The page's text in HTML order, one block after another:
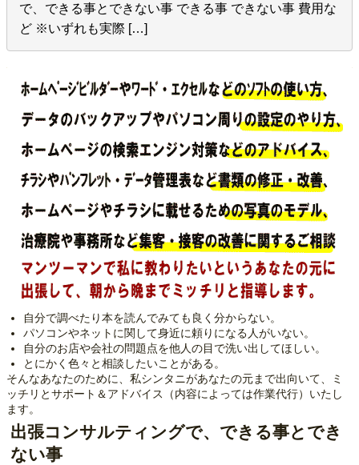
で、できる事とできない事 できる事 できない事 費用な
ど ※いずれも実際 […]
自分で調べたり本を読んでみても良く分からない。
パソコンやネットに関して身近に頼りになる人がいない。
自分のお店や会社の問題点を他人の目で洗い出してほしい。
とにかく色々と相談したいことがある。
そんなあなたのために、私シンタニがあなたの元まで出向いて、ミ
ッチリとサポート＆アドバイス（内容によっては作業代行）いたし
ます。
出張コンサルティングで、できる事とでき
ない事